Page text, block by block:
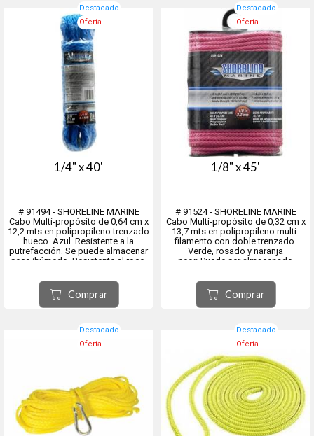
Destacado
Oferta
1/4" x 40'
# 91494 - SHORELINE MARINE
Cabo Multi-propósito de 0,64 cm x
12,2 mts en polipropileno trenzado
hueco. Azul. Resistente a la
putrefacción. Se puede almacenar
seco/húmedo. Resistente al roce.
Comprar
Destacado
Oferta
1/8" x 45'
# 91524 - SHORELINE MARINE
Cabo Multi-propósito de 0,32 cm x
13,7 mts en polipropileno multi-
filamento con doble trenzado.
Verde, rosado y naranja
neon.Puede ser almacenado
Comprar
Destacado
Oferta
Destacado
Oferta